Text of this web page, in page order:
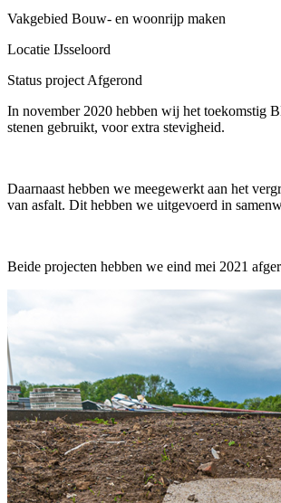
Vakgebied Bouw- en woonrijp maken
Locatie IJsseloord
Status project Afgerond
In november 2020 hebben wij het toekomstig
stenen gebruikt, voor extra stevigheid.
Daarnaast hebben we meegewerkt aan het
van asfalt. Dit hebben we uitgevoerd in
Beide projecten hebben we eind mei 2021